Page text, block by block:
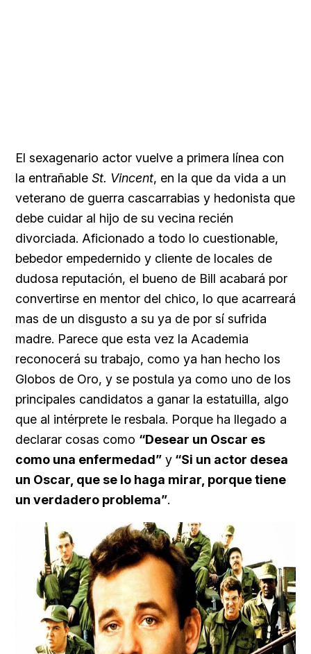
El sexagenario actor vuelve a primera línea con
la entrañable St. Vincent, en la que da vida a un
veterano de guerra cascarrabias y hedonista que
debe cuidar al hijo de su vecina recién
divorciada. Aficionado a todo lo cuestionable,
bebedor empedernido y cliente de locales de
dudosa reputación, el bueno de Bill acabará por
convertirse en mentor del chico, lo que acarreará
mas de un disgusto a su ya de por sí sufrida
madre. Parece que esta vez la Academia
reconocerá su trabajo, como ya han hecho los
Globos de Oro, y se postula ya como uno de los
principales candidatos a ganar la estatuilla, algo
que al intérprete le resbala. Porque ha llegado a
declarar cosas como “Desear un Oscar es
como una enfermedad” y “Si un actor desea
un Oscar, que se lo haga mirar, porque tiene
un verdadero problema”.